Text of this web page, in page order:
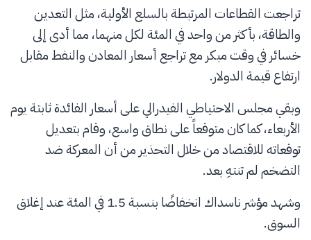
تراجعت القطاعات المرتبطة بالسلع الأولية، مثل التعدين
والطاقة، بأكثر من واحد في المئة لكل منهما، مما أدى إلى
خسائر في وقت مبكر مع تراجع أسعار المعادن والنفط مقابل
ارتفاع قيمة الدولار.
وبقي مجلس الاحتياطي الفيدرالي على أسعار الفائدة ثابتة يوم
الأربعاء، كما كان متوقعاً على نطاق واسع، وقام بتعديل
توقعاته للاقتصاد من خلال التحذير من أن المعركة ضد
التضخم لم تنتهِ بعد.
وشهد مؤشر ناسداك انخفاضًا بنسبة 1.5 في المئة عند إغلاق
السوق.